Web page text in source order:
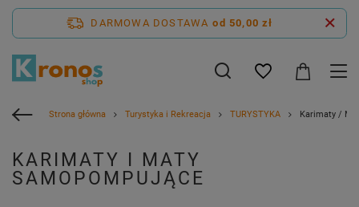
DARMOWA DOSTAWA od 50,00 zł
Strona główna Turystyka i Rekreacja TURYSTYKA Karimaty /
KARIMATY I MATY
SAMOPOMPUJĄCE